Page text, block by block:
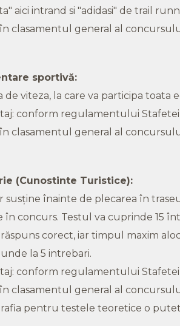
aici intrand si "adidasi" de trail
clasamentul general al
sportivă:
de viteza, la care va participa toata
conform regulamentului
clasamentul general al
(Cunostinte Turistice):
susţine înainte de plecarea în
în concurs. Testul va cuprinde 15
corect, iar timpul maxim
la 5 intrebari.
conform regulamentului
clasamentul general al
pentru testele teoretice o